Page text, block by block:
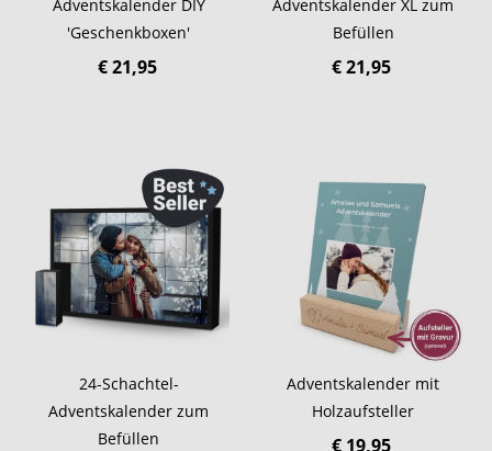
Adventskalender DIY
'Geschenkboxen'
€ 21,95
Adventskalender XL zum
Befüllen
€ 21,95
24-Schachtel-
Adventskalender zum
Befüllen
Adventskalender mit
Holzaufsteller
€ 19,95